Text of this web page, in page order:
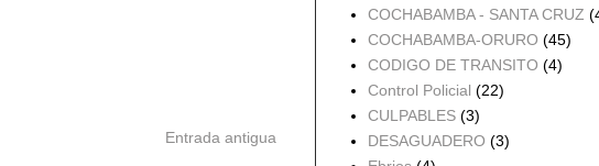
Entrada antigua
COCHABAMBA - SANTA CRUZ
COCHABAMBA-ORURO (45)
CODIGO DE TRANSITO (4)
Control Policial (22)
CULPABLES (3)
DESAGUADERO (3)